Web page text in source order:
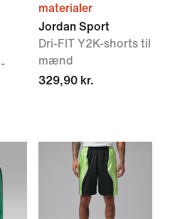
materialer
Jordan Sport
Dri-FIT Y2K-shorts til
mænd
329,90 kr.